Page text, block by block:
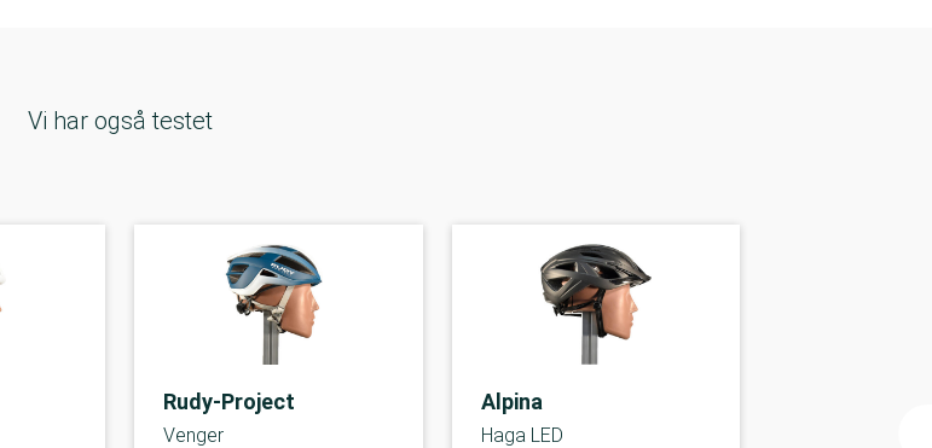
Vi har også testet
Rudy-Project
Venger
Alpina
Haga LED